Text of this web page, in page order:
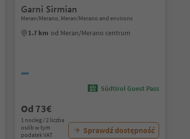
Garni Sirmian
Meran/Merano, Meran/Merano and environs
1.7 km od Meran/Merano centrum
Südtirol Guest Pass
Od 73€
1 nocleg / 2 liczba
osób w tym
podatek VAT
Sprawdź dostępność